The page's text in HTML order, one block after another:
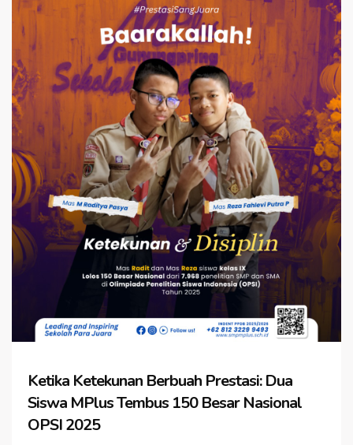
Ketika Ketekunan Berbuah Prestasi: Dua
Siswa MPlus Tembus 150 Besar Nasional
OPSI 2025